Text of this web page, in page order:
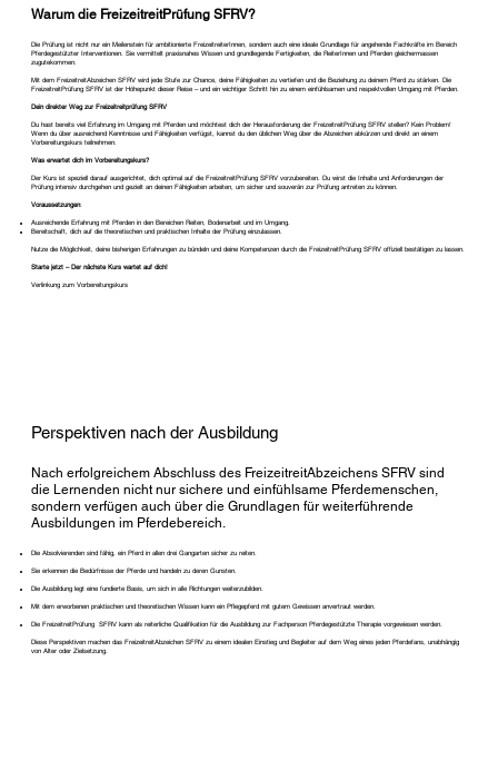
Warum die FreizeitreitPrüfung SFRV?
Die Prüfung ist nicht nur ein Meilenstein für ambitionierte FreizeitreiterInnen, sondern auch eine ideale Grundlage für angehende Fachkräfte im Bereich
Pferdegestützter Interventionen. Sie vermittelt praxisnahes Wissen und grundlegende Fertigkeiten, die ReiterInnen und Pferden gleichermassen
zugutekommen.
Mit dem FreizeitreitAbzeichen SFRV wird jede Stufe zur Chance, deine Fähigkeiten zu vertiefen und die Beziehung zu deinem Pferd zu stärken. Die
FreizeitreitPrüfung SFRV ist der Höhepunkt dieser Reise – und ein wichtiger Schritt hin zu einem einfühlsamen und respektvollen Umgang mit Pferden.
Dein direkter Weg zur Freizeitreitprüfung SFRV
Du hast bereits viel Erfahrung im Umgang mit Pferden und möchtest dich der Herausforderung der FreizeitreitPrüfung SFRV stellen? Kein Problem!
Wenn du über ausreichend Kenntnisse und Fähigkeiten verfügst, kannst du den üblichen Weg über die Abzeichen abkürzen und direkt an einem
Vorbereitungskurs teilnehmen.
Was erwartet dich im Vorbereitungskurs?
Der Kurs ist speziell darauf ausgerichtet, dich optimal auf die FreizeitreitPrüfung SFRV vorzubereiten. Du wirst die Inhalte und Anforderungen der
Prüfung intensiv durchgehen und gezielt an deinen Fähigkeiten arbeiten, um sicher und souverän zur Prüfung antreten zu können.
Voraussetzungen:
Ausreichende Erfahrung mit Pferden in den Bereichen Reiten, Bodenarbeit und im Umgang.
Bereitschaft, dich auf die theoretischen und praktischen Inhalte der Prüfung einzulassen.
Nutze die Möglichkeit, deine bisherigen Erfahrungen zu bündeln und deine Kompetenzen durch die FreizeitreitPrüfung SFRV offiziell bestätigen zu lassen.
Starte jetzt – Der nächste Kurs wartet auf dich!
Verlinkung zum Vorbereitungskurs
Perspektiven nach der Ausbildung
Nach erfolgreichem Abschluss des FreizeitreitAbzeichens SFRV sind
die Lernenden nicht nur sichere und einfühlsame Pferdemenschen,
sondern verfügen auch über die Grundlagen für weiterführende
Ausbildungen im Pferdebereich.
Die Absolvierenden sind fähig, ein Pferd in allen drei Gangarten sicher zu reiten.
Sie erkennen die Bedürfnisse der Pferde und handeln zu deren Gunsten.
Die Ausbildung legt eine fundierte Basis, um sich in alle Richtungen weiterzubilden.
Mit dem erworbenen praktischen und theoretischen Wissen kann ein Pflegepferd mit gutem Gewissen anvertraut werden.
Die FreizeitreitPrüfung SFRV kann als reiterliche Qualifikation für die Ausbildung zur Fachperson Pferdegestützte Therapie vorgewiesen werden.
Diese Perspektiven machen das FreizeitreitAbzeichen SFRV zu einem idealen Einstieg und Begleiter auf dem Weg eines jeden Pferdefans, unabhängig
von Alter oder Zielsetzung.